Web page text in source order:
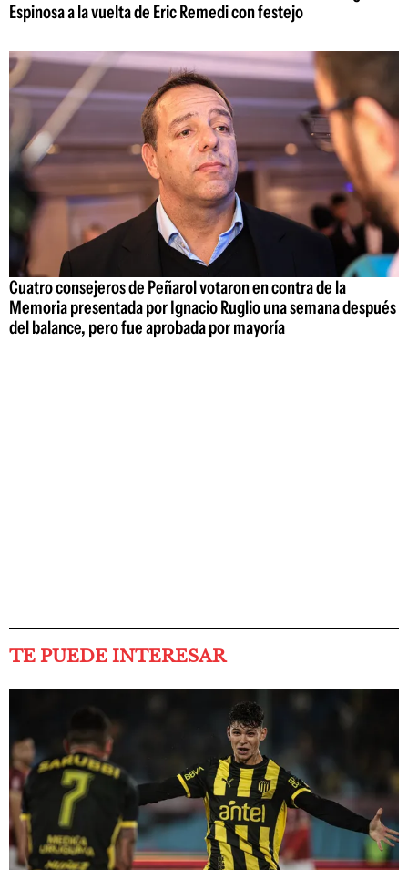
Espinosa a la vuelta de Eric Remedi con festejo
Cuatro consejeros de Peñarol votaron en contra de la
Memoria presentada por Ignacio Ruglio una semana después
del balance, pero fue aprobada por mayoría
TE PUEDE INTERESAR